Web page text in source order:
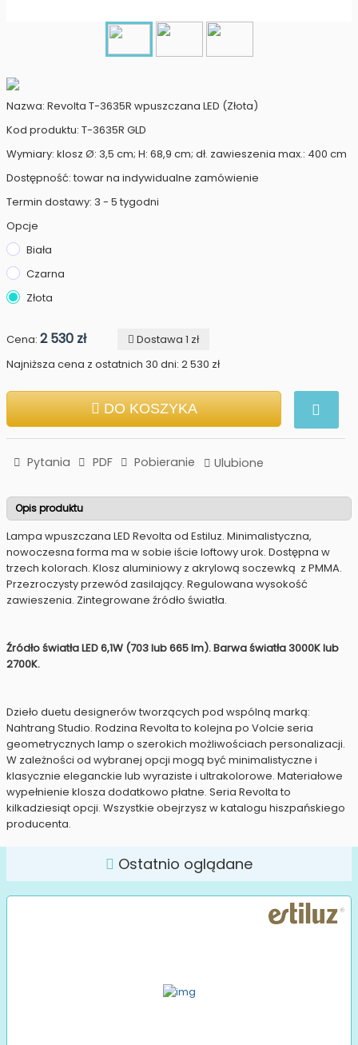
Nazwa: Revolta T-3635R wpuszczana LED (Złota)
Kod produktu: T-3635R GLD
Wymiary: klosz Ø: 3,5 cm; H: 68,9 cm; dł. zawieszenia max.: 400 cm
Dostępność: towar na indywidualne zamówienie
Termin dostawy: 3 - 5 tygodni
Opcje
Biała
Czarna
Złota
Cena: 2 530 zł
Dostawa 1 zł
Najniższa cena z ostatnich 30 dni: 2 530 zł
DO KOSZYKA
Pytania PDF Pobieranie Ulubione
Opis produktu
Lampa wpuszczana LED Revolta od Estiluz. Minimalistyczna,
nowoczesna forma ma w sobie iście loftowy urok. Dostępna w
trzech kolorach. Klosz aluminiowy z akrylową soczewką z PMMA.
Przezroczysty przewód zasilający. Regulowana wysokość
zawieszenia. Zintegrowane źródło światła.
Źródło światła LED 6,1W (703 lub 665 lm). Barwa światła 3000K lub
2700K.
Dzieło duetu designerów tworzących pod wspólną marką:
Nahtrang Studio. Rodzina Revolta to kolejna po Volcie seria
geometrycznych lamp o szerokich możliwościach personalizacji.
W zależności od wybranej opcji mogą być minimalistyczne i
klasycznie eleganckie lub wyraziste i ultrakolorowe. Materiałowe
wypełnienie klosza dodatkowo płatne. Seria Revolta to
kilkadziesiąt opcji. Wszystkie obejrzysz w katalogu hiszpańskiego
producenta.
Ostatnio oglądane